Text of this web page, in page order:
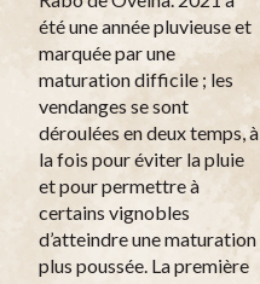
été une année pluvieuse et
marquée par une
maturation difficile ; les
vendanges se sont
déroulées en deux temps, à
la fois pour éviter la pluie
et pour permettre à
certains vignobles
d’atteindre une maturation
plus poussée. La première